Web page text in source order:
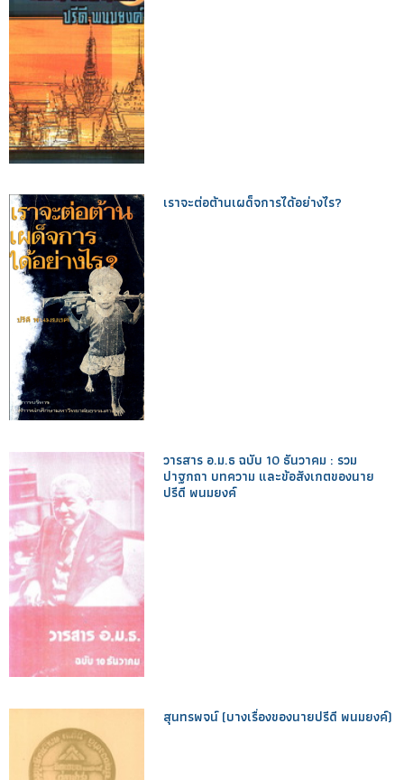
เราจะต่อต้านเผด็จการได้อย่างไร?
วารสาร อ.ม.ธ ฉบับ 10 ธันวาคม : รวม
ปาฐกถา บทความ และข้อสังเกตของนาย
ปรีดี พนมยงค์
สุนทรพจน์ (บางเรื่องของนายปรีดี พนมยงค์)